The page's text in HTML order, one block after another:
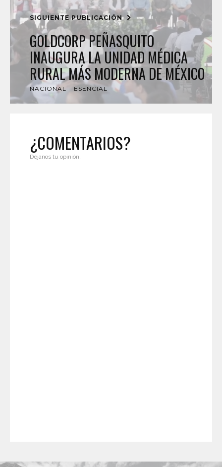
SIGUIENTE PUBLICACIÓN
GOLDCORP PEÑASQUITO
INAUGURA LA UNIDAD MÉDICA
RURAL MÁS MODERNA DE MÉXICO
NACIONAL ESENCIAL
¿COMENTARIOS?
Déjanos tu opinión.